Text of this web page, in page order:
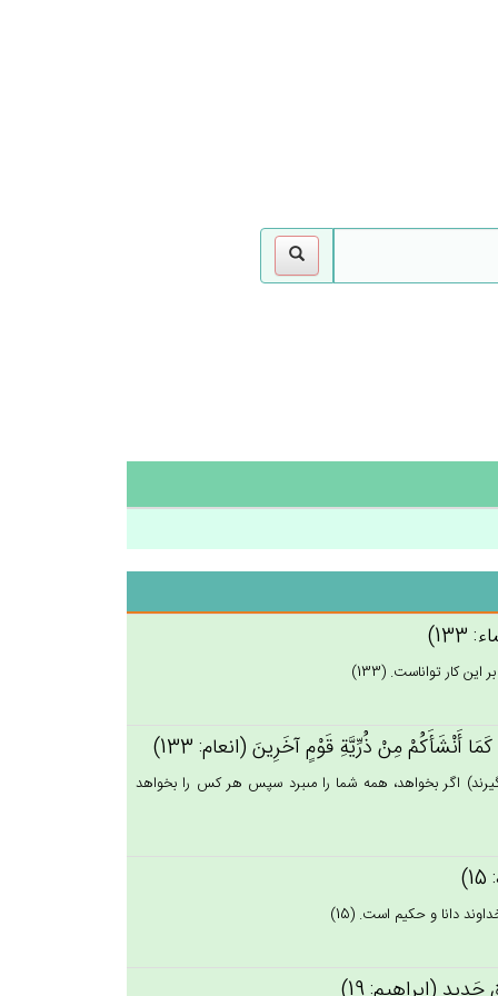
كار تواناست. (133)
مِنْ‌ ذُرِّيَّة‌ِ قَوْم‌ٍ آخَرِين‌َ (انعام: 133)
اگر بخواهد، همه شما را مى‏برد سپس هر كس را بخواهد
دانا و حكيم است. (15)